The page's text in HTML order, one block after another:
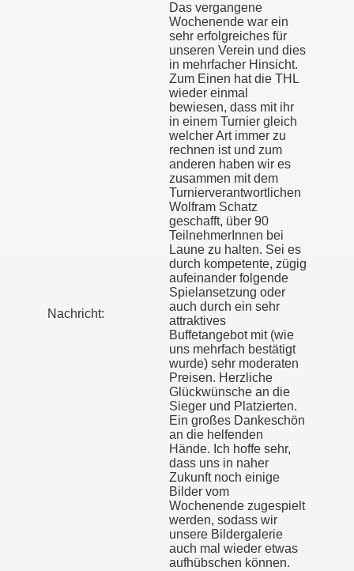
Nachricht:
Das vergangene
Wochenende war ein
sehr erfolgreiches für
unseren Verein und dies
in mehrfacher Hinsicht.
Zum Einen hat die THL
wieder einmal
bewiesen, dass mit ihr
in einem Turnier gleich
welcher Art immer zu
rechnen ist und zum
anderen haben wir es
zusammen mit dem
Turnierverantwortlichen
Wolfram Schatz
geschafft, über 90
TeilnehmerInnen bei
Laune zu halten. Sei es
durch kompetente, zügig
aufeinander folgende
Spielansetzung oder
auch durch ein sehr
attraktives
Buffetangebot mit (wie
uns mehrfach bestätigt
wurde) sehr moderaten
Preisen. Herzliche
Glückwünsche an die
Sieger und Platzierten.
Ein großes Dankeschön
an die helfenden
Hände. Ich hoffe sehr,
dass uns in naher
Zukunft noch einige
Bilder vom
Wochenende zugespielt
werden, sodass wir
unsere Bildergalerie
auch mal wieder etwas
aufhübschen können.